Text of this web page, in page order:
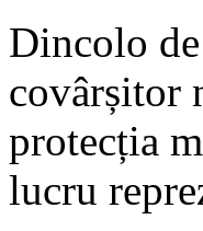
Dincolo
covârșitor
protecția
lucru